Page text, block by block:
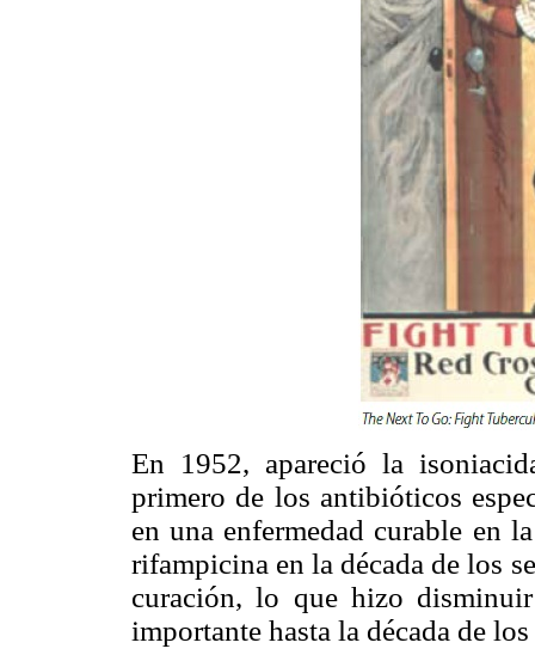
En 1952, apareció la
primero de los antibióticos
en una enfermedad curable en
rifampicina en la década de los
curación, lo que hizo
importante hasta la década de